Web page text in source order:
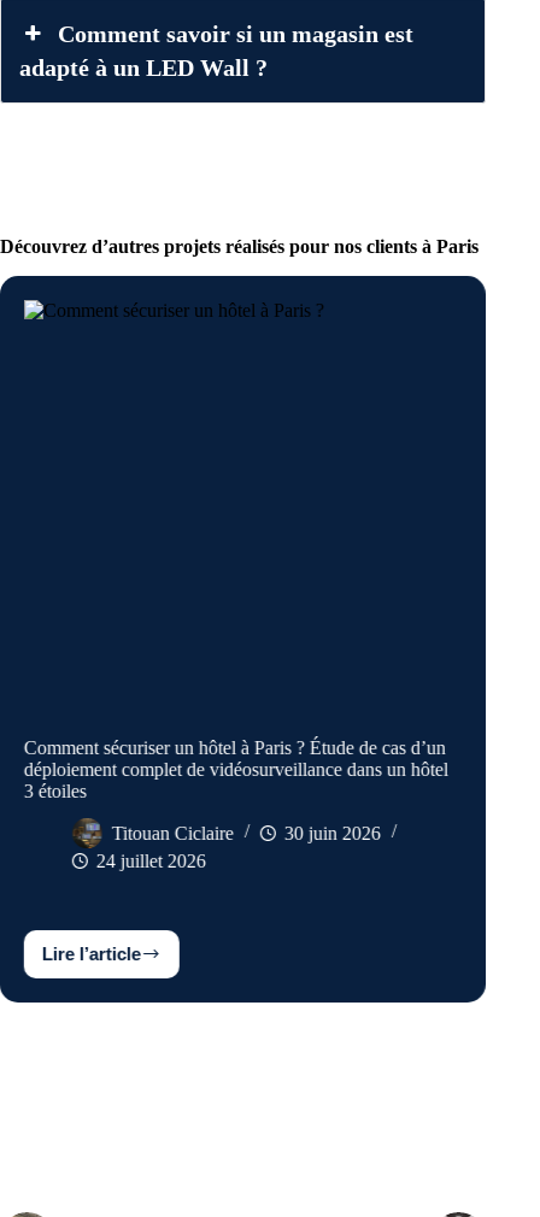
Comment savoir si un magasin est
adapté à un LED Wall ?
Découvrez d’autres projets réalisés pour nos clients à Paris
Comment sécuriser un hôtel à Paris ? Étude de cas d’un
déploiement complet de vidéosurveillance dans un hôtel
3 étoiles
Titouan Ciclaire
30 juin 2026
24 juillet 2026
Lire l’article
Comment
sécuriser
un